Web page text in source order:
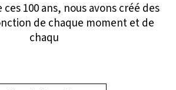
100 ans, nous avons créé des
de chaque moment et de
chaqu